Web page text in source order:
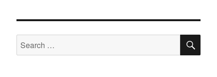
Search
for: